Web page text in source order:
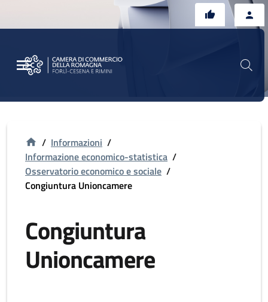
/ Informazioni /
Informazione economico-statistica /
Osservatorio economico e sociale /
Congiuntura Unioncamere
Congiuntura
Unioncamere